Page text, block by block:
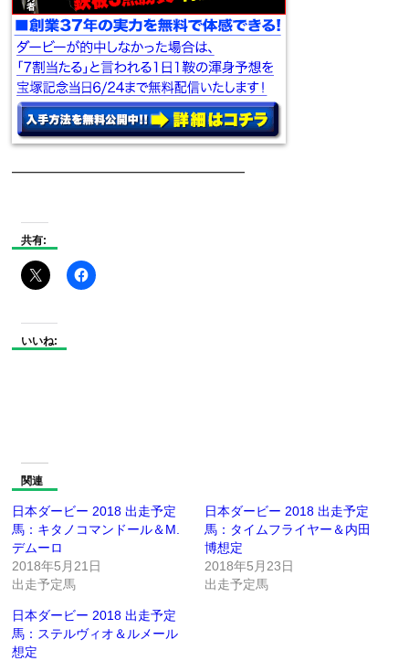
━━━━━━━━━━━━━━━
共有:
いいね:
関連
日本ダービー 2018 出走予定
馬：キタノコマンドール＆M.
デムーロ
2018年5月21日
出走予定馬
日本ダービー 2018 出走予定
馬：タイムフライヤー＆内田
博想定
2018年5月23日
出走予定馬
日本ダービー 2018 出走予定
馬：ステルヴィオ＆ルメール
想定